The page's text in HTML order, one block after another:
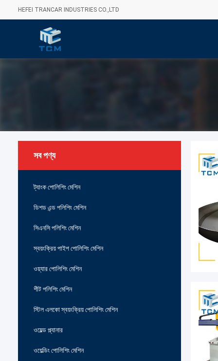
HEFEI TRANCAR INDUSTRIES CO.,LTD
সব পণ্য
ট্যাংক পোলিশিং মেশিন
ডিশড এন্ড পলিশিং মেশিন
সিএনসি পলিশিং মেশিন
স্বয়ংক্রিয় পাইপ পোলিশিং মেশিন
ওয়্যার পোলিশিং মেশিন
শীট পলিশিং মেশিন
স্টিল এলকো স্বয়ংক্রিয় পোলিশিং মেশিন
ওয়েল্ড প্ল্যানার
ওয়েল্ডিং পোলিশিং মেশিন